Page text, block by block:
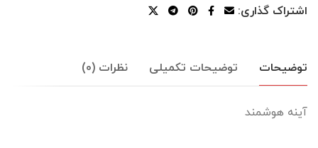
اشتراک گذاری:
توضیحات توضیحات تکمیلی نظرات (0)
آینه هوشمند